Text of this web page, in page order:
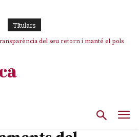
TItulars
del seu retorn i manté el pols